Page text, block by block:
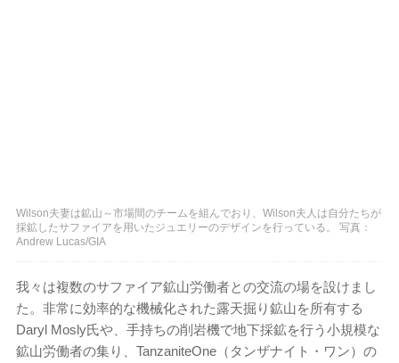
Wilson夫妻は鉱山～市場間のチームを組んでおり、Wilson夫人は自分たちが
採鉱したサファイアを用いたジュエリーのデザインを行っている。 写真：
Andrew Lucas/GIA
我々は複数のサファイア鉱山労働者との交流の場を設けまし
た。非常に効率的な機械化された露天掘り鉱山を所有する
Daryl Mosly氏や、手持ちの削岩機で地下採鉱を行う小規模な
鉱山労働者の集り、TanzaniteOne（タンザナイト・ワン）の